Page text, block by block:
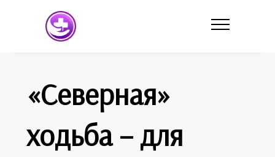
«Северная»
ходьба – для